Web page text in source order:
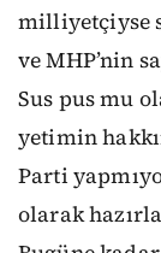
milliyetçiyse
ve MHP’nin
Sus pus mu
yetimin
Parti
olarak